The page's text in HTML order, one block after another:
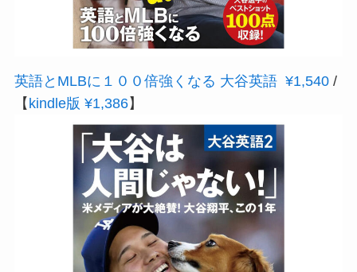
英語とMLBに１００倍強くなる 大谷英語 ¥1,540/
【 kindle版 ¥1,386】